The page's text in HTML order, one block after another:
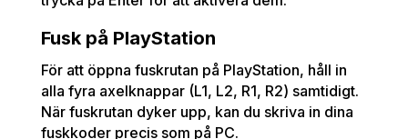
Fusk på PlayStation
För att öppna fuskrutan på PlayStation, håll in
alla fyra axelknappar (L1, L2, R1, R2) samtidigt.
När fuskrutan dyker upp, kan du skriva in dina
fuskkoder precis som på PC.